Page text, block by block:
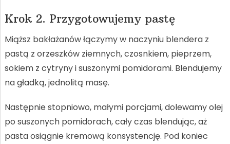
Krok 2. Przygotowujemy pastę
Miąższ bakłażanów łączymy w naczyniu blendera z
pastą z orzeszków ziemnych, czosnkiem, pieprzem,
sokiem z cytryny i suszonymi pomidorami. Blendujemy
na gładką, jednolitą masę.
Następnie stopniowo, małymi porcjami, dolewamy olej
po suszonych pomidorach, cały czas blendując, aż
pasta osiągnie kremową konsystencję. Pod koniec